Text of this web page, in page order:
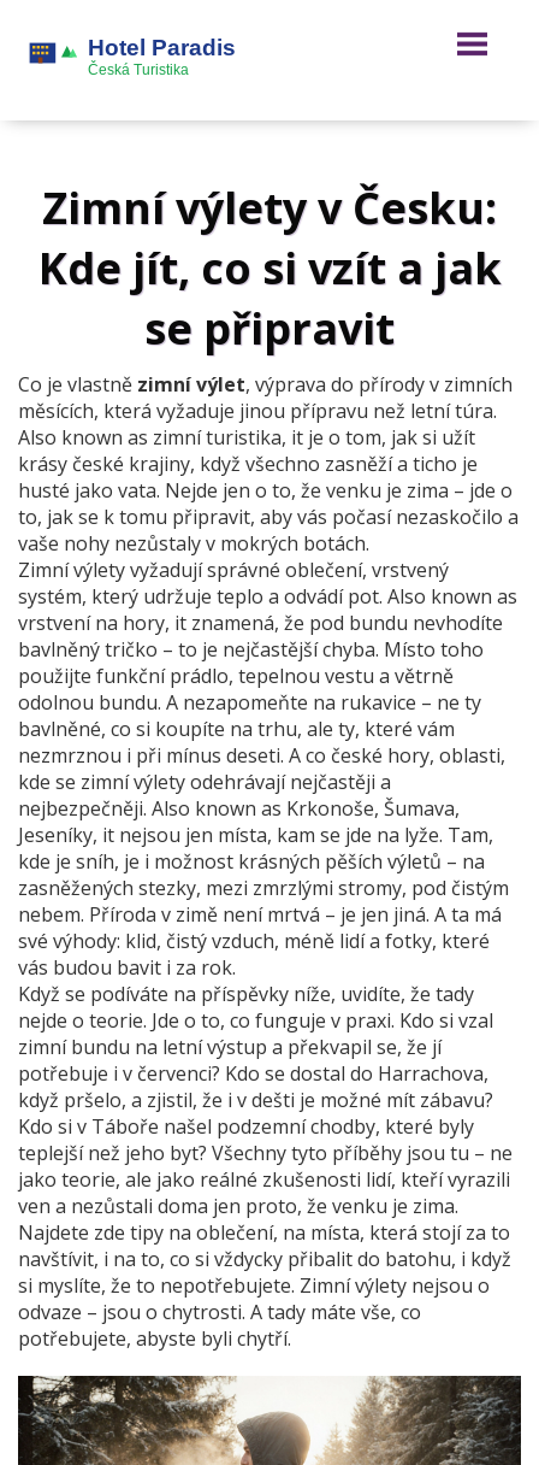
Zimní výlety v Česku:
Kde jít, co si vzít a jak
se připravit
Co je vlastně zimní výlet, výprava do přírody v zimních
měsících, která vyžaduje jinou přípravu než letní túra.
Also known as zimní turistika, it je o tom, jak si užít
krásy české krajiny, když všechno zasněží a ticho je
husté jako vata. Nejde jen o to, že venku je zima – jde o
to, jak se k tomu připravit, aby vás počasí nezaskočilo a
vaše nohy nezůstaly v mokrých botách.
Zimní výletyvyžadují správné oblečení, vrstvený
systém, který udržuje teplo a odvádí pot. Also known as
vrstvení na hory, it znamená, že pod bundu nevhodíte
bavlněný tričko – to je nejčastější chyba. Místo toho
použijte funkční prádlo, tepelnou vestu a větrně
odolnou bundu. A nezapomeňte na rukavice – ne ty
bavlněné, co si koupíte na trhu, ale ty, které vám
nezmrznou i při mínus deseti. A co české hory, oblasti,
kde se zimní výlety odehrávají nejčastěji a
nejbezpečněji. Also known as Krkonoše, Šumava,
Jeseníky, it nejsou jen místa, kam se jde na lyže. Tam,
kde je sníh, je i možnost krásných pěších výletů – na
zasněžených stezky, mezi zmrzlými stromy, pod čistým
nebem. Příroda v zimě není mrtvá – je jen jiná. A ta má
své výhody: klid, čistý vzduch, méně lidí a fotky, které
vás budou bavit i za rok.
Když se podíváte na příspěvky níže, uvidíte, že tady
nejde o teorie. Jde o to, co funguje v praxi. Kdo si vzal
zimní bundu na letní výstup a překvapil se, že jí
potřebuje i v červenci? Kdo se dostal do Harrachova,
když pršelo, a zjistil, že i v dešti je možné mít zábavu?
Kdo si v Táboře našel podzemní chodby, které byly
teplejší než jeho byt? Všechny tyto příběhy jsou tu – ne
jako teorie, ale jako reálné zkušenosti lidí, kteří vyrazili
ven a nezůstali doma jen proto, že venku je zima.
Najdete zde tipy na oblečení, na místa, která stojí za to
navštívit, i na to, co si vždycky přibalit do batohu, i když
si myslíte, že to nepotřebujete. Zimní výlety nejsou o
odvaze – jsou o chytrosti. A tady máte vše, co
potřebujete, abyste byli chytří.